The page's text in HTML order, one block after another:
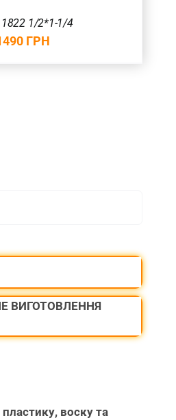
1822 1/2*1-1/4
ГРН
ВИГОТОВЛЕННЯ
воску та